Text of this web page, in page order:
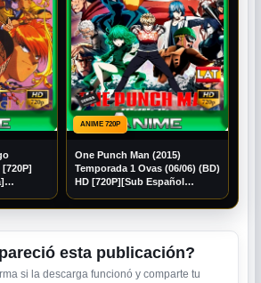
ANIME 720P
One Punch Man (2015)
Temporada 1 Ovas (06/06) (BD)
HD [720P][Sub Español
esta publicación?
si la descarga funcionó y comparte tu